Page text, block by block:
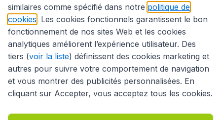
Déclaration d’accessibilité
Conditions générales
similaires comme spécifié dans notre politique de
cookies . Les cookies fonctionnels garantissent le bon
fonctionnement de nos sites Web et les cookies
analytiques améliorent l’expérience utilisateur. Des
tiers (voir la liste) définissent des cookies marketing et
autres pour suivre votre comportement de navigation
et vous montrer des publicités personnalisées. En
cliquant sur Accepter, vous acceptez tous les cookies.